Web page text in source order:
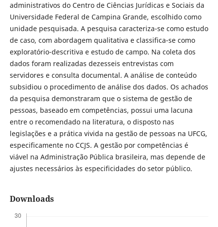
administrativos do Centro de Ciências Jurídicas e Sociais da
Universidade Federal de Campina Grande, escolhido como
unidade pesquisada. A pesquisa caracteriza-se como estudo
de caso, com abordagem qualitativa e classifica-se como
exploratório-descritiva e estudo de campo. Na coleta dos
dados foram realizadas dezesseis entrevistas com
servidores e consulta documental. A análise de conteúdo
subsidiou o procedimento de análise dos dados. Os achados
da pesquisa demonstraram que o sistema de gestão de
pessoas, baseado em competências, possui uma lacuna
entre o recomendado na literatura, o disposto nas
legislações e a prática vivida na gestão de pessoas na UFCG,
especificamente no CCJS. A gestão por competências é
viável na Administração Pública brasileira, mas depende de
ajustes necessários às especificidades do setor público.
Downloads